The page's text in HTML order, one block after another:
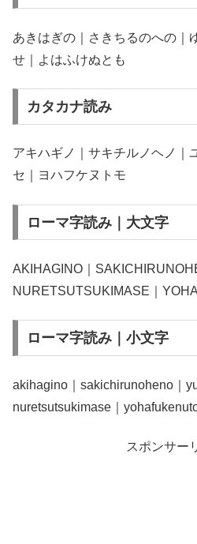
あきはぎの｜さきちるのへの｜
せ｜よはふけぬとも
カタカナ読み
アキハギノ｜サキチルノヘノ｜
セ｜ヨハフケヌトモ
ローマ字読み｜大文字
AKIHAGINO｜
NURETSUTSUKIMASE｜
ローマ字読み｜小文字
akihagino｜sakichirunoheno｜
nuretsutsukimase｜
スポンサー